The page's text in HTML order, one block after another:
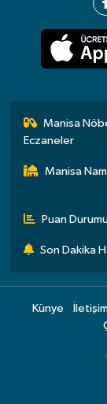
Manisa
Eczaneler
Manisa
Puan
Son Dakika
Künye